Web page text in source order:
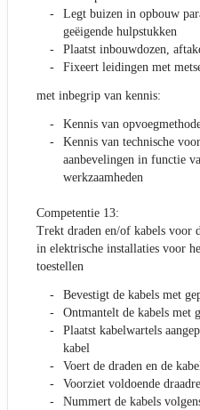
Legt buizen in opbouw
geëigende hulpstukken
Plaatst inbouwdozen,
Fixeert leidingen met
met inbegrip van kennis:
Kennis van
Kennis van technische
aanbevelingen in functie
werkzaamheden
Competentie 13:
Trekt draden en/of kabels voor
in elektrische installaties voor
toestellen
Bevestigt de kabels met
Ontmantelt de kabels met
Plaatst kabelwartels
kabel
Voert de draden en de
Voorziet voldoende
Nummert de kabels